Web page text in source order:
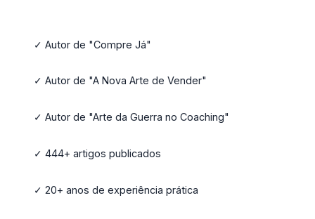
✓ Autor de "Compre Já"
✓ Autor de "A Nova Arte de Vender"
✓ Autor de "Arte da Guerra no Coaching"
✓ 444+ artigos publicados
✓ 20+ anos de experiência prática